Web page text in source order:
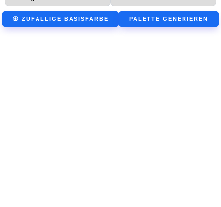
🎲 ZUFÄLLIGE BASISFARBE PALETTE GENERIEREN